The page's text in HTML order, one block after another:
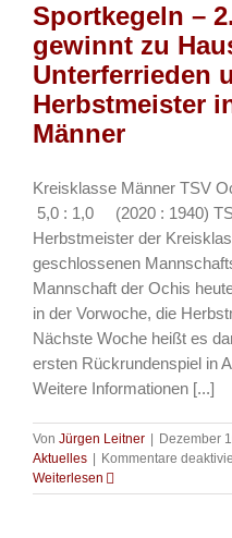
Sportkegeln –
gewinnt zu
Unterferrieden
Herbstmeister
Männer
Kreisklasse Männer TSV
5,0 : 1,0 (2020 : 1940)
Herbstmeister der
geschlossenen
Mannschaft der Ochis
in der Vorwoche, die
Nächste Woche heißt es
ersten Rückrundenspiel in
Weitere Informationen [...]
Von Jürgen Leitner Dezember
Aktuelles
Kommentare
Weiterlesen